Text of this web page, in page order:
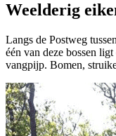
Weelderig
Langs de Postweg
één van deze bossen
vangpijp. Bomen,